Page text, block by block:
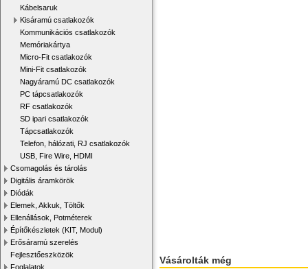
Kábelsaruk
Kisáramú csatlakozók
Kommunikációs csatlakozók
Memóriakártya
Micro-Fit csatlakozók
Mini-Fit csatlakozók
Nagyáramú DC csatlakozók
PC tápcsatlakozók
RF csatlakozók
SD ipari csatlakozók
Tápcsatlakozók
Telefon, hálózati, RJ csatlakozók
USB, Fire Wire, HDMI
Csomagolás és tárolás
Digitális áramkörök
Diódák
Elemek, Akkuk, Töltők
Ellenállások, Potméterek
Építőkészletek (KIT, Modul)
Erősáramú szerelés
Fejlesztőeszközök
Foglalatok
Vásárolták még